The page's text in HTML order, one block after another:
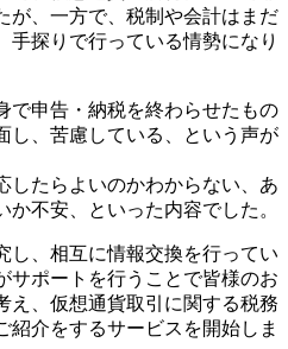
が、一方で、税制や会計はまだ
手探りで行っている情勢になり
で申告・納税を終わらせたもの
し、苦慮している、という声が
したらよいのかわからない、あ
不安、といった内容でした。
し、相互に情報交換を行ってい
サポートを行うことで皆様のお
え、仮想通貨取引に関する税務
紹介をするサービスを開始しま